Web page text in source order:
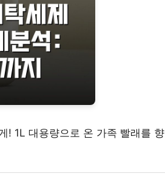
! 1L 대용량으로 온 가족 빨래를 향